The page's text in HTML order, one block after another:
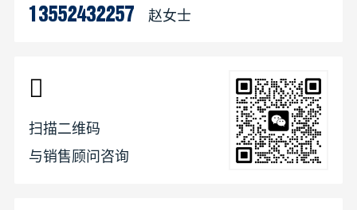
13552432257 赵女士
扫描二维码
与销售顾问咨询